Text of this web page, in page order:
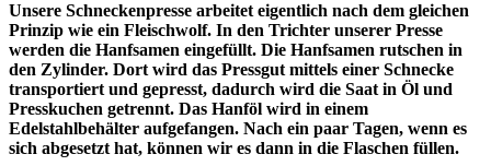
Unsere Schneckenpresse arbeitet eigentlich nach dem gleichen
Prinzip wie ein Fleischwolf. In den Trichter unserer Presse
werden die Hanfsamen eingefüllt. Die Hanfsamen rutschen in
den Zylinder. Dort wird das Pressgut mittels einer Schnecke
transportiert und gepresst, dadurch wird die Saat in Öl und
Presskuchen getrennt. Das Hanföl wird in einem
Edelstahlbehälter aufgefangen. Nach ein paar Tagen, wenn es
sich abgesetzt hat, können wir es dann in die Flaschen füllen.